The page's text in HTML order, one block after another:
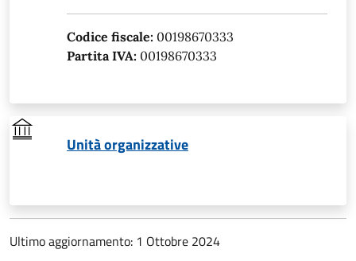
Codice fiscale: 00198670333
Partita IVA: 00198670333
Unità organizzative
Ultimo aggiornamento: 1 Ottobre 2024